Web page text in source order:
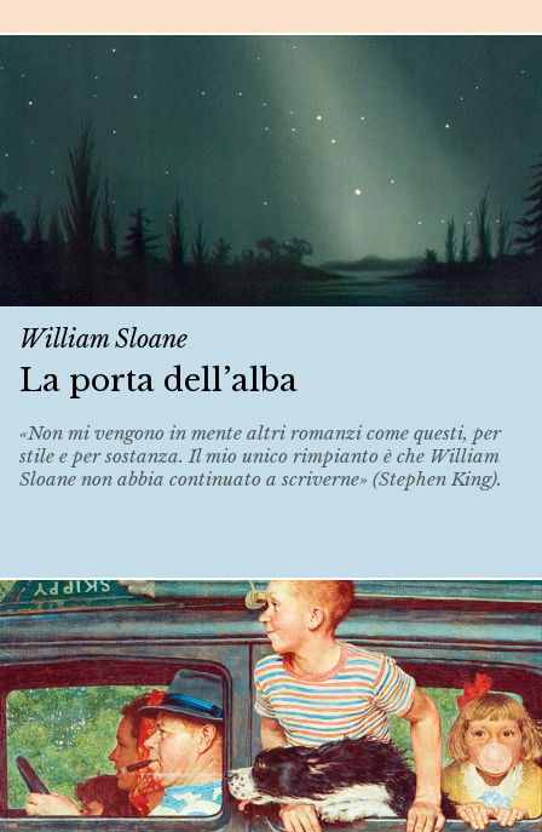
William Sloane
La porta dell’alba
«Non mi vengono in mente altri romanzi come questi, per
stile e per sostanza. Il mio unico rimpianto è che William
Sloane non abbia continuato a scriverne» (Stephen King).